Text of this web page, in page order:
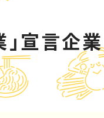
宣言企業